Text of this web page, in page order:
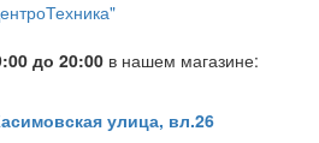
до 20:00 в нашем магазине:
улица, вл.26